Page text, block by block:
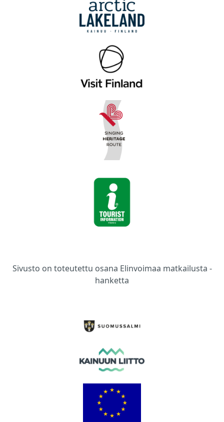
Sivusto on toteutettu osana Elinvoimaa matkailusta -
hanketta